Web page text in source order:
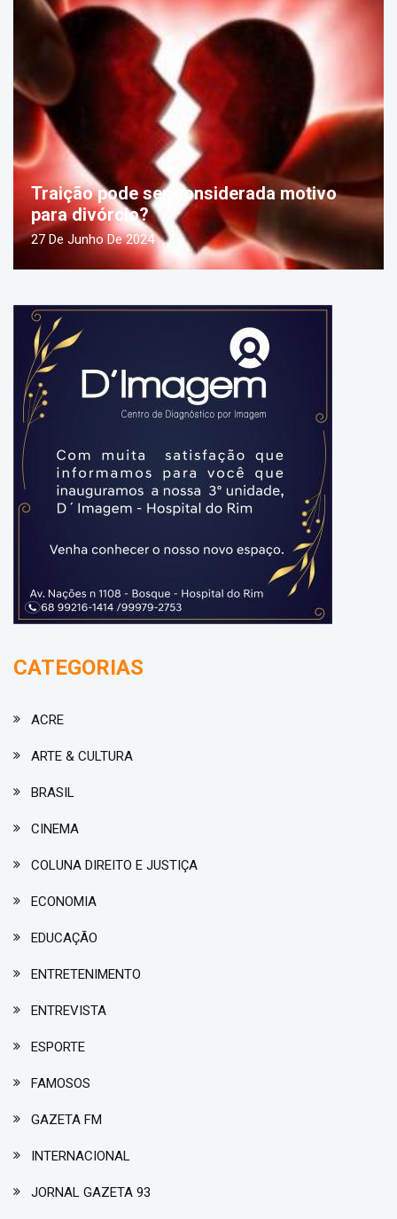
Traição pode ser considerada motivo
para divórcio?
27 De Junho De 2024
CATEGORIAS
ACRE
ARTE & CULTURA
BRASIL
CINEMA
COLUNA DIREITO E JUSTIÇA
ECONOMIA
EDUCAÇÃO
ENTRETENIMENTO
ENTREVISTA
ESPORTE
FAMOSOS
GAZETA FM
INTERNACIONAL
JORNAL GAZETA 93